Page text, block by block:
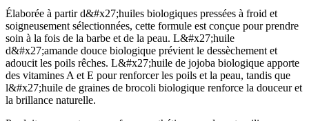
Élaborée à partir d&#x27;huiles biologiques pressées à froid et
soigneusement sélectionnées, cette formule est conçue pour prendre
soin à la fois de la barbe et de la peau. L&#x27;huile
d&#x27;amande douce biologique prévient le dessèchement et
adoucit les poils rêches. L&#x27;huile de jojoba biologique apporte
des vitamines A et E pour renforcer les poils et la peau, tandis que
l&#x27;huile de graines de brocoli biologique renforce la douceur et
la brillance naturelle.